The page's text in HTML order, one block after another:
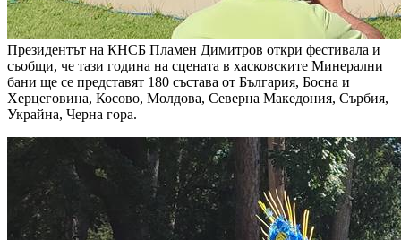
Президентът на КНСБ Пламен Димитров откри фестивала и
съобщи, че тази година на сцената в хасковските Минерални
бани ще се представят 180 състава от България, Босна и
Херцеговина, Косово, Молдова, Северна Македония, Сърбия,
Украйна, Черна гора.